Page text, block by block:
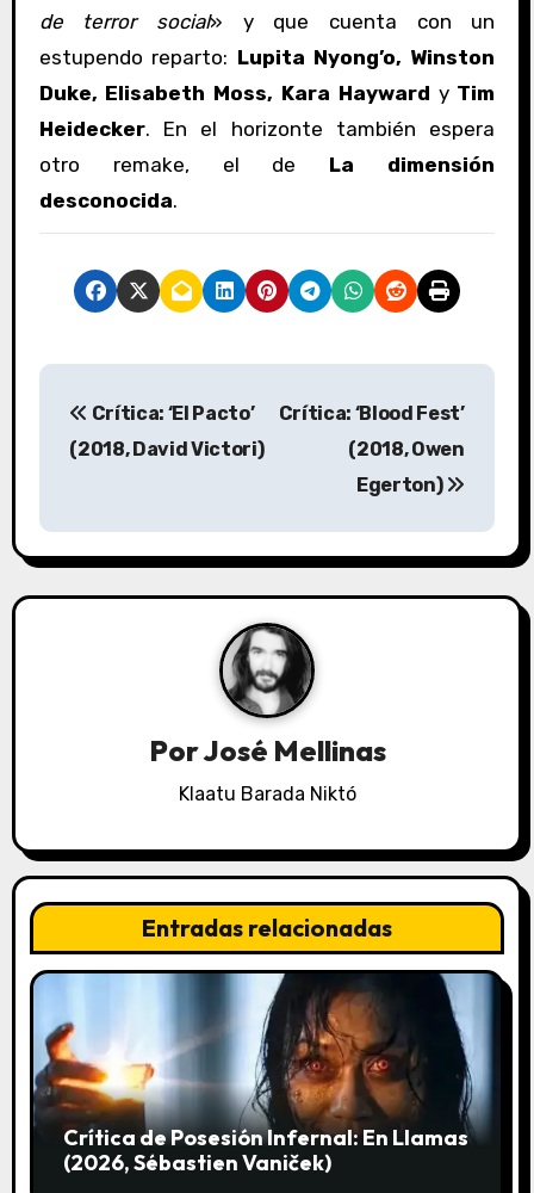
de terror social» y que cuenta con un
estupendo reparto: Lupita Nyong’o, Winston
Duke, Elisabeth Moss, Kara Hayward y Tim
Heidecker. En el horizonte también espera
otro remake, el de La dimensión
desconocida.
N
e
g
d
e
e
n
t
r
Crítica: ‘El Pacto’
(2018, David Victori)
Crítica: ‘Blood Fest’
(2018, Owen
Egerton)
PorJosé Mellinas
Klaatu Barada Niktó
Entradas relacionadas
Crítica de Posesión Infernal: En Llamas
(2026, Sébastien Vaniček)